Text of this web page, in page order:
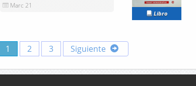
Marc 21
Libro
1 2 3 Siguiente